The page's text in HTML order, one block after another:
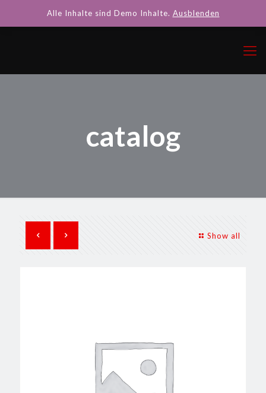
catalog
Show all
Alle Inhalte sind Demo Inhalte. Ausblenden